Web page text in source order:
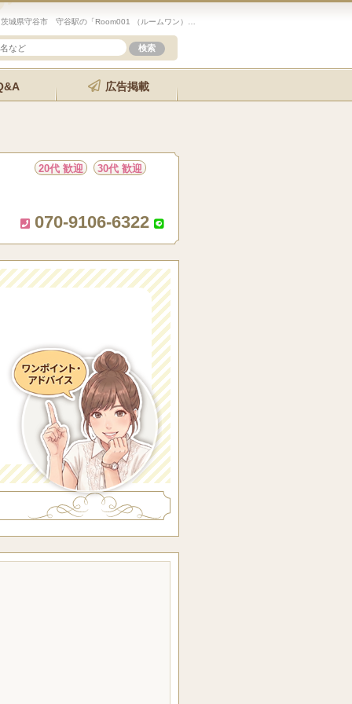
広告掲載
20代 歓迎 30代 歓迎
070-9106-6322